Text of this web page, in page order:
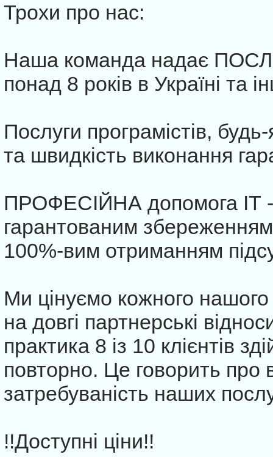
Трохи про нас:
Наша команда надає
понад 8 років в Україні та
Послуги програмістів,
та швидкість виконання
ПРОФЕСІЙНА допомога ІТ -
гарантованим
100%-вим отриманням
Ми цінуємо кожного нашого
на довгі партнерські
практика 8 із 10 клієнтів
повторно. Це говорить про
затребуваність наших
!!Доступні ціни!!